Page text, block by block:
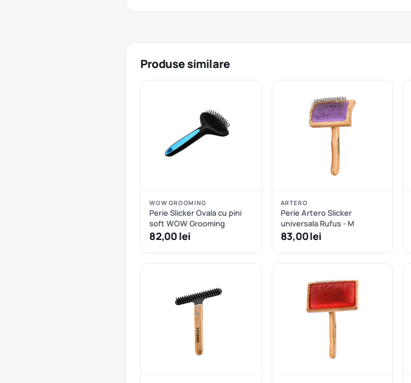
Produse similare
WOW GROOMING
Perie Slicker Ovala cu pini
soft WOW Grooming
82,00 lei
ARTERO
Perie Artero Slicker
universala Rufus - M
83,00 lei